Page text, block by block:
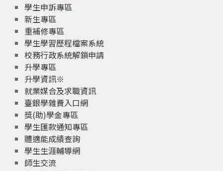
學生申訴專區
新生專區
重補修專區
學生學習歷程檔案系統
校務行政系統解鎖申請
升學專區
升學資訊※
就業媒合及求職資訊
臺銀學雜費入口網
獎(助)學金專區
學生匯款通知專區
體適能成績查詢
學生生涯輔導網
師生交流